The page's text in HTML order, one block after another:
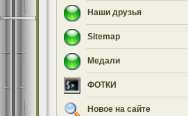
Наши друзья
Sitemap
Медали
ФОТКИ
Новое на сайте